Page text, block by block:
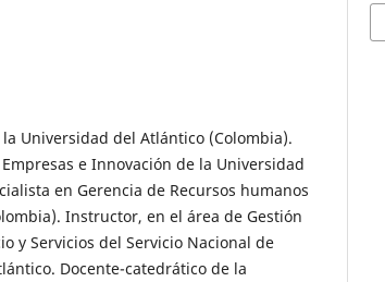
Universidad del Atlántico (Colombia).
e Innovación de la Universidad
en Gerencia de Recursos humanos
Instructor, en el área de Gestión
y Servicios del Servicio Nacional de
Docente-catedrático de la